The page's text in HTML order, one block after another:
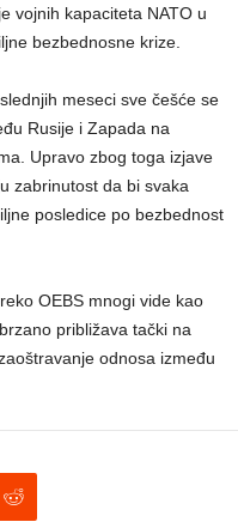
vojnih kapaciteta NATO u
bezbednosne krize.
meseci sve češće se
Rusije i Zapada na
Upravo zbog toga izjave
zabrinutost da bi svaka
posledice po bezbednost
OEBS mnogi vide kao
približava tački na
odnosa između